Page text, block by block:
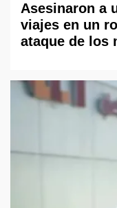
Asesinaron a
viajes en un
ataque de los